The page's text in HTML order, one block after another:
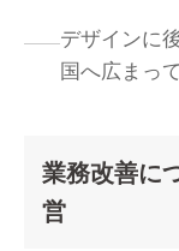
デザインに
国へ広まっ
業務改善に
営